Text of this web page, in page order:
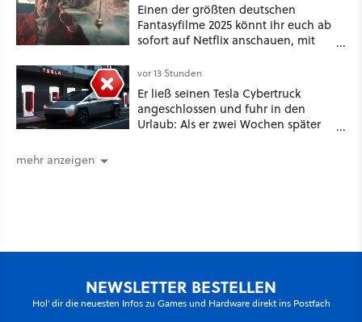
Einen der größten deutschen
Fantasyfilme 2025 könnt ihr euch ab
sofort auf Netflix anschauen, mit
vor 13 Stunden
Er ließ seinen Tesla Cybertruck
angeschlossen und fuhr in den
Urlaub: Als er zwei Wochen später
mehr anzeigen
NEWSLETTER BESTELLEN
Hol' dir die neuesten Infos zu Games und Hardware direkt ins Postfach